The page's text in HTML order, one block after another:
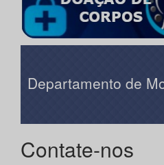
Departamento de
Contate-nos